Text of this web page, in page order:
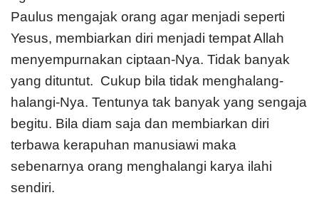
Paulus mengajak orang agar menjadi seperti
Yesus, membiarkan diri menjadi tempat Allah
menyempurnakan ciptaan-Nya. Tidak banyak
yang dituntut. Cukup bila tidak menghalang-
halangi-Nya. Tentunya tak banyak yang sengaja
begitu. Bila diam saja dan membiarkan diri
terbawa kerapuhan manusiawi maka
sebenarnya orang menghalangi karya ilahi
sendiri.